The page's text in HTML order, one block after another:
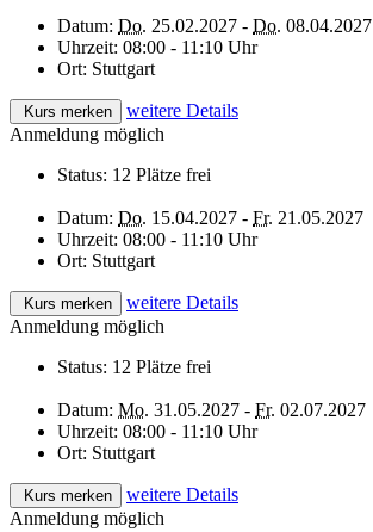
Datum: Do. 25.02.2027 - Do. 08.04.2027
Uhrzeit: 08:00 - 11:10 Uhr
Ort: Stuttgart
Kurs merken
weitere Details
Anmeldung möglich
Status: 12 Plätze frei
Datum: Do. 15.04.2027 - Fr. 21.05.2027
Uhrzeit: 08:00 - 11:10 Uhr
Ort: Stuttgart
Kurs merken
weitere Details
Anmeldung möglich
Status: 12 Plätze frei
Datum: Mo. 31.05.2027 - Fr. 02.07.2027
Uhrzeit: 08:00 - 11:10 Uhr
Ort: Stuttgart
Kurs merken
weitere Details
Anmeldung möglich